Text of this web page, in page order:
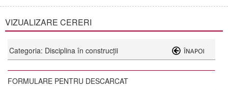
VIZUALIZARE CERERI
Categoria: Disciplina în construcții
FORMULARE PENTRU DESCARCAT